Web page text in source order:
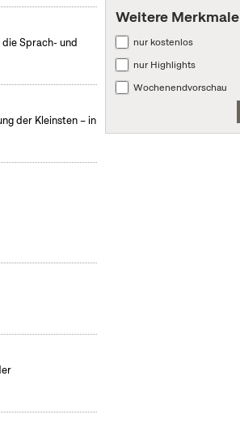
Sprach- und
der Kleinsten – in
Weitere Merkmale
nur kostenlos
nur Highlights
Wochenendvorschau